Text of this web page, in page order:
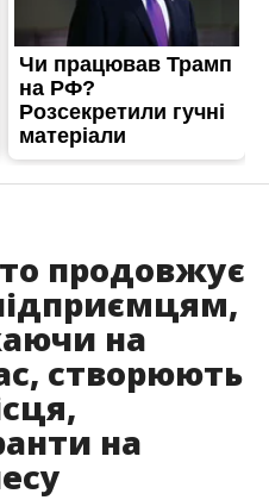
продовжує
на
створюють
на